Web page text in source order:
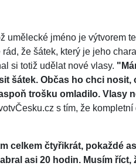
umělecké jméno je výtvorem
rád, že šátek, který je jeho
si totiž udělat nové vlasy.
šátek. Občas ho chci
trošku omladilo. Vlasy
s tím, že
celkem čtyřikrát, pokaždé
asi 20 hodin. Musím